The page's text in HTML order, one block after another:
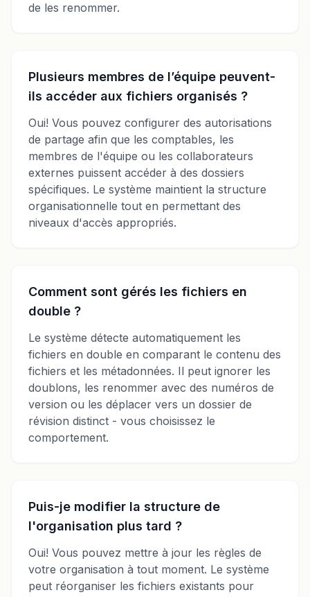
de les renommer.
Plusieurs membres de l’équipe peuvent-
ils accéder aux fichiers organisés ?
Oui! Vous pouvez configurer des autorisations
de partage afin que les comptables, les
membres de l'équipe ou les collaborateurs
externes puissent accéder à des dossiers
spécifiques. Le système maintient la structure
organisationnelle tout en permettant des
niveaux d'accès appropriés.
Comment sont gérés les fichiers en
double ?
Le système détecte automatiquement les
fichiers en double en comparant le contenu des
fichiers et les métadonnées. Il peut ignorer les
doublons, les renommer avec des numéros de
version ou les déplacer vers un dossier de
révision distinct - vous choisissez le
comportement.
Puis-je modifier la structure de
l'organisation plus tard ?
Oui! Vous pouvez mettre à jour les règles de
votre organisation à tout moment. Le système
peut réorganiser les fichiers existants pour